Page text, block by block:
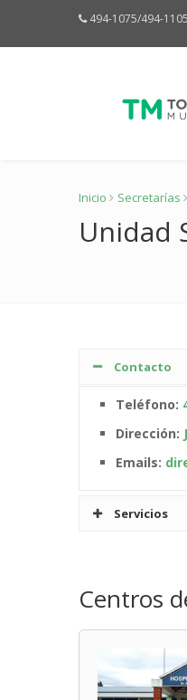
494-1075/494-
Inicio Secretarías
Unidad
Contacto
Teléfono:
Dirección:
Emails:
Servicios
Ginecología y
Centros